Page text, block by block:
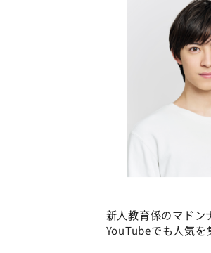
新人教育係のマド
YouTubeでも人気を